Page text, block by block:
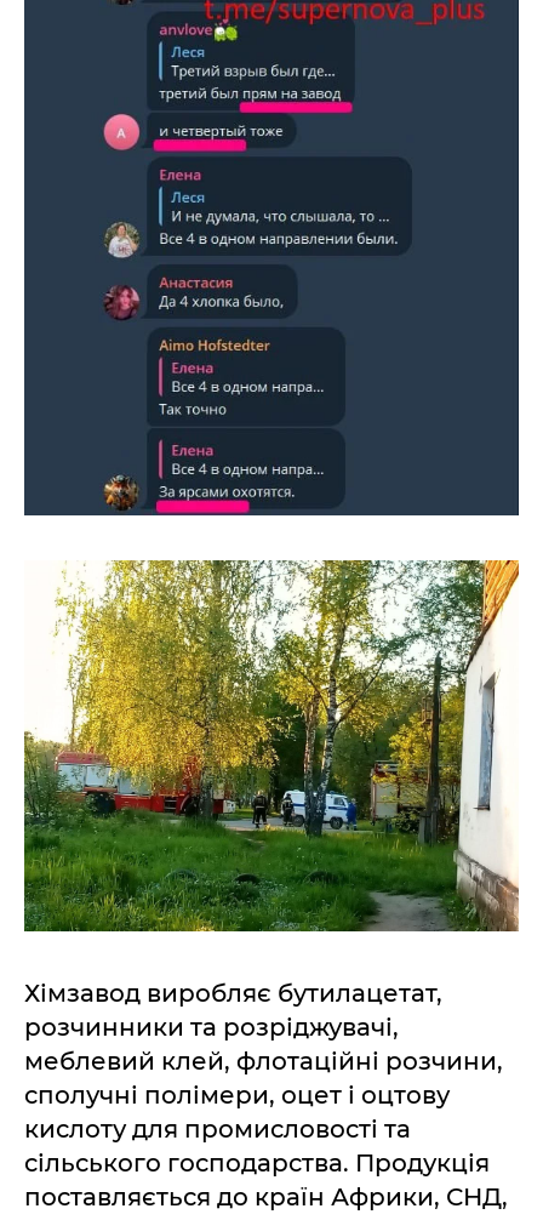
Хімзавод виробляє бутилацетат,
розчинники та розріджувачі,
меблевий клей, флотаційні розчини,
сполучні полімери, оцет і оцтову
кислоту для промисловості та
сільського господарства. Продукція
поставляється до країн Африки, СНД,